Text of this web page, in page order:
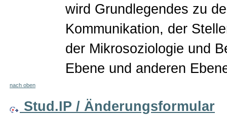
wird Grundlegendes zu
Kommunikation, der
der Mikrosoziologie und
Ebene und anderen
nach oben
Stud.IP / Änderungsformular